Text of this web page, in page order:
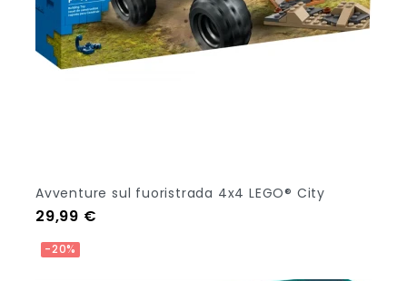
Avventure sul fuoristrada 4x4 LEGO® City
Prezzo
29,99 €
-20%